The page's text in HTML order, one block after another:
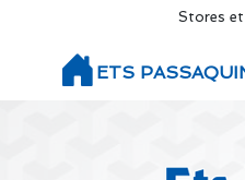
Stores
ETS